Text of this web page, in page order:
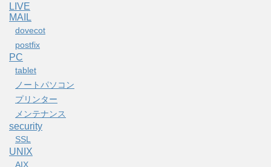
LIVE
MAIL
dovecot
postfix
PC
tablet
ノートパソコン
プリンター
メンテナンス
security
SSL
UNIX
AIX